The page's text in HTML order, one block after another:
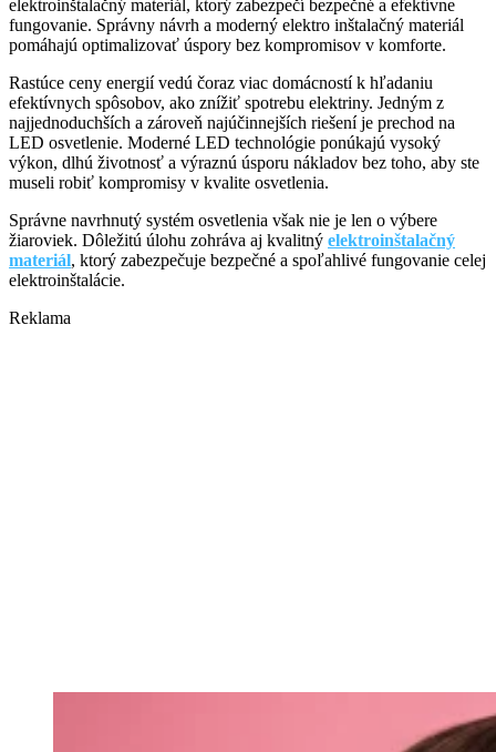
elektroinštalačný materiál, ktorý zabezpečí bezpečné a efektívne
fungovanie. Správny návrh a moderný elektro inštalačný materiál
pomáhajú optimalizovať úspory bez kompromisov v komforte.
Rastúce ceny energií vedú čoraz viac domácností k hľadaniu
efektívnych spôsobov, ako znížiť spotrebu elektriny. Jedným z
najjednoduchších a zároveň najúčinnejších riešení je prechod na
LED osvetlenie. Moderné LED technológie ponúkajú vysoký
výkon, dlhú životnosť a výraznú úsporu nákladov bez toho, aby ste
museli robiť kompromisy v kvalite osvetlenia.
Správne navrhnutý systém osvetlenia však nie je len o výbere
žiaroviek. Dôležitú úlohu zohráva aj kvalitný elektroinštalačný
materiál, ktorý zabezpečuje bezpečné a spoľahlivé fungovanie celej
elektroinštalácie.
Reklama